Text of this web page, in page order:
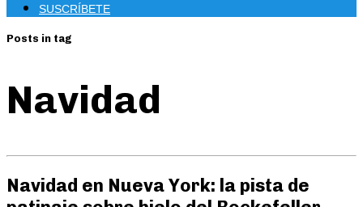
SUSCRÍBETE
Posts in tag
Navidad
Navidad en Nueva York: la pista de